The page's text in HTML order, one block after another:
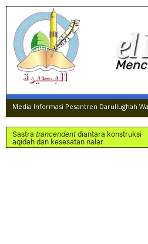
el
Media Informasi Pesantren Darullughah
Sastra trancendentdiantara konstruksi
aqidah dan kesesatan nalar